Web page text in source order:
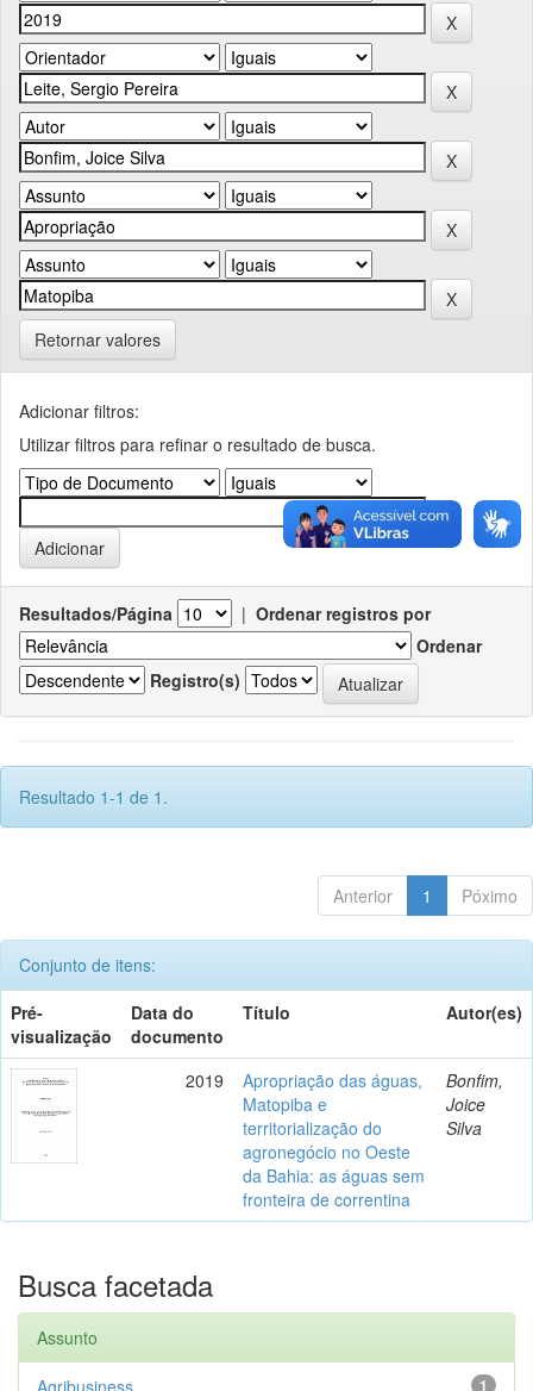
Retornar valores
Adicionar filtros:
Utilizar filtros para refinar o resultado de busca.
Resultados/Página | Ordenar registros por
Ordenar
Registro(s)
Resultado 1-1 de 1.
Anterior 1 Póximo
Conjunto de itens:
Pré-
visualização
Data do
documento
Título Autor(es)
2019
Apropriação das águas,
Matopiba e
territorialização do
agronegócio no Oeste
da Bahia: as águas sem
fronteira de correntina
Bonfim,
Joice
Silva
Busca facetada
Assunto
1
Agribusiness